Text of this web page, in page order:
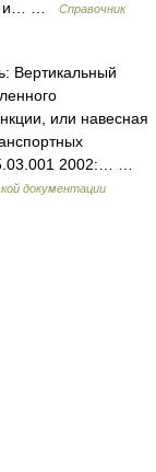
и… …
Справочник
Вертикальный
или навесная
2002:… …
документации